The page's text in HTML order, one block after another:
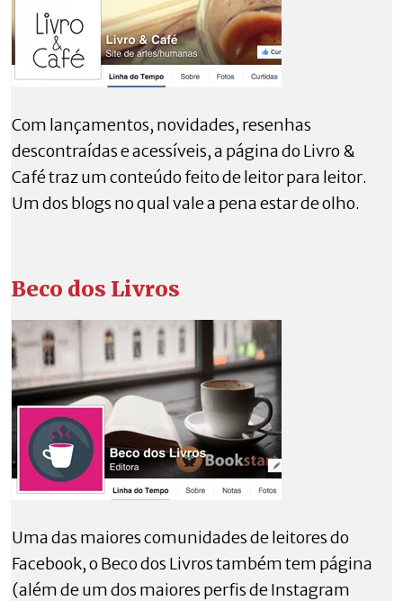
Com lançamentos, novidades, resenhas
descontraídas e acessíveis, a página do Livro &
Café traz um conteúdo feito de leitor para leitor.
Um dos blogs no qual vale a pena estar de olho.
Beco dos Livros
Uma das maiores comunidades de leitores do
Facebook, o Beco dos Livros também tem página
(além de um dos maiores perfis de Instagram